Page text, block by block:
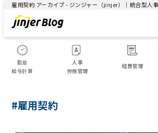
雇用契約 アーカイブ - ジンジャー（jinjer）｜統合型人
勤怠
給与計算
人事
労務管理
経費管理
#雇用契約